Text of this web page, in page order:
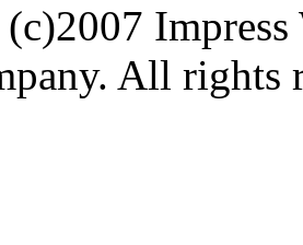
Impress
All rights